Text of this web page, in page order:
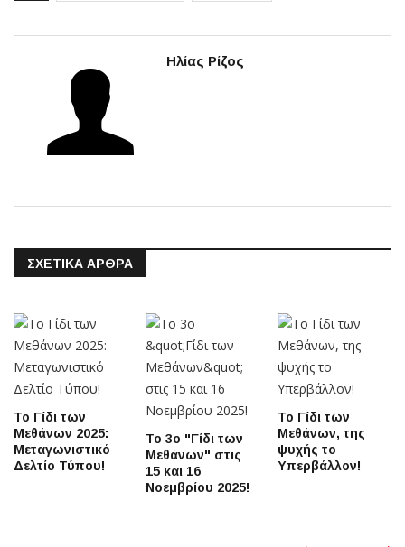
Ηλίας Ρίζος
ΣΧΕΤΙΚΆ ΆΡΘΡΑ
Το Γίδι των
Μεθάνων 2025:
Μεταγωνιστικό
Δελτίο Τύπου!
Το 3ο "Γίδι των
Μεθάνων" στις
15 και 16
Νοεμβρίου 2025!
Το Γίδι των
Μεθάνων, της
ψυχής το
Υπερβάλλον!